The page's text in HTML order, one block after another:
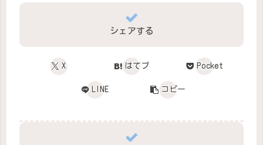
シェアする
X はてブ Pocket
LINE コピー